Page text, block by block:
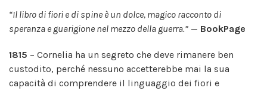
“Il libro di fiori e di spine è un dolce, magico racconto di
speranza e guarigione nel mezzo della guerra.” — BookPage
1815 – Cornelia ha un segreto che deve rimanere ben
custodito, perché nessuno accetterebbe mai la sua
capacità di comprendere il linguaggio dei fiori e